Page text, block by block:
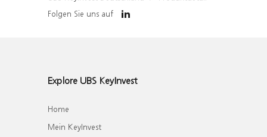
Folgen Sie uns auf
Explore UBS KeyInvest
Home
Mein KeyInvest